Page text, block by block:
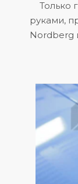
Только
руками,
Nordberg